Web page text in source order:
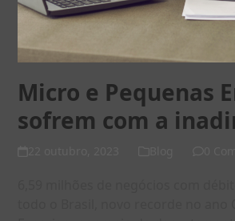
Micro e Pequenas
sofrem com a